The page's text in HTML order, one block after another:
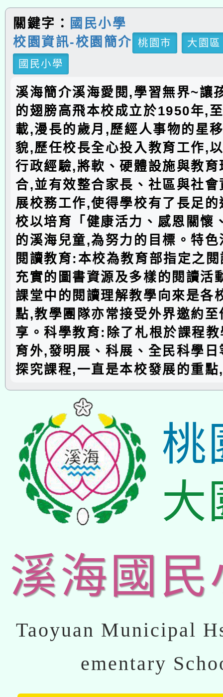
關鍵字：
國民小學
校園資訊-校園簡介 桃園市
大園區
國民小學
溪海簡介溪海愛閱,學習無界~讓
的翅膀高飛本校成立於1950年,
載,漫長的歲月,歷經人事物的星
貌,歷任校長全心投入教育工作,
行政經驗,將軟、硬體設施與教
合,並有效整合家長、社區與社
展校務工作,使得學校有了長足
校以培育「健康活力、感恩關懷
的溪海兒童,為努力的目標。特
閱讀教育:本校為教育部指定之
充實的圖書資源及多樣的閱讀活
課堂中的閱讀理解教學向來是各
點,教學團隊亦常接受外界邀約
享。科學教育:除了札根於課程
育外,發明展、科展、全民科學
探究課程,一直是本校發展的重點
桃
大
溪海國民
Taoyuan Municipal
ementary